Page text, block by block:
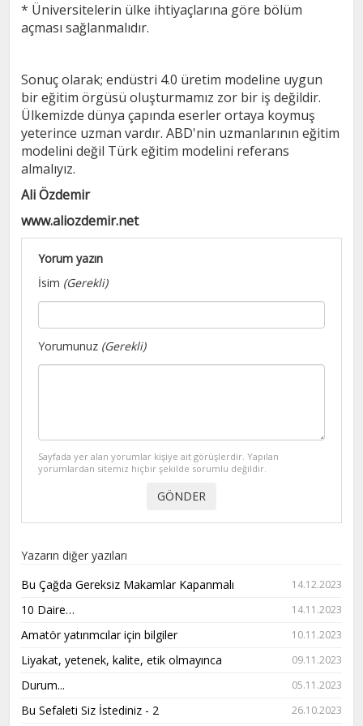
* Üniversitelerin ülke ihtiyaçlarına göre bölüm
açması sağlanmalıdır.
Sonuç olarak; endüstri 4.0 üretim modeline uygun
bir eğitim örgüsü oluşturmamız zor bir iş değildir.
Ülkemizde dünya çapında eserler ortaya koymuş
yeterince uzman vardır. ABD'nin uzmanlarının eğitim
modelini değil Türk eğitim modelini referans
almalıyız.
Ali Özdemir
www.aliozdemir.net
Yorum yazın
İsim (Gerekli)
Yorumunuz (Gerekli)
Sayfada yer alan yorumlar kişiye ait görüşlerdir. Yapılan
yorumlardan sitemiz hiçbir şekilde sorumlu değildir.
Yazarın diğer yazıları
Bu Çağda Gereksiz Makamlar Kapanmalı
14.12.2023
10 Daire… 14.11.2023
Amatör yatırımcılar için bilgiler 10.11.2023
Liyakat, yetenek, kalite, etik olmayınca 09.11.2023
Durum... 05.11.2023
Bu Sefaleti Siz İstediniz - 2 26.10.2023